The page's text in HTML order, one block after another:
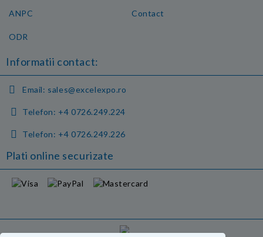
ANPC
ODR
Contact
Informatii contact:
Email: sales@excelexpo.ro
Telefon: +4 0726.249.224
Telefon: +4 0726.249.226
Plati online securizate